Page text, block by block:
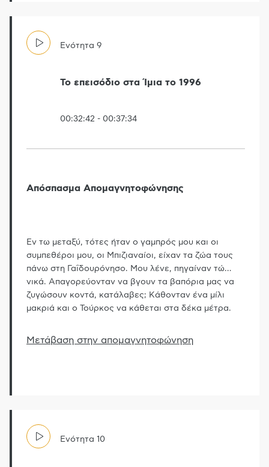
Ενότητα 9
Το επεισόδιο στα Ίμια το 1996
00:32:42 - 00:37:34
Απόσπασμα Απομαγνητοφώνησης
Εν τω μεταξύ, τότες ήταν ο γαμπρός μου και οι
συμπεθέροι μου, οι Μπιζιαναίοι, είχαν τα ζώα τους
πάνω στη Γαΐδουρόνησο. Μου λένε, πηγαίναν τώ…
νικά. Απαγορεύονταν να βγουν τα βαπόρια μας να
ζυγώσουν κοντά, κατάλαβες; Κάθονταν ένα μίλι
μακριά και ο Τούρκος να κάθεται στα δέκα μέτρα.
Μετάβαση στην απομαγνητοφώνηση
Ενότητα 10